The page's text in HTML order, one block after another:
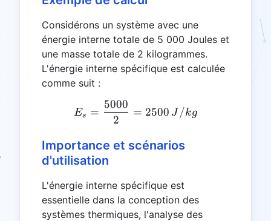
Considérons un système avec une
énergie interne totale de 5 000 Joules et
une masse totale de 2 kilogrammes.
L'énergie interne spécifique est calculée
comme suit :
E_s = \frac{5000}{2} =
Es =
2
5000
= 2500 J /kg
Importance et scénarios
d'utilisation
L'énergie interne spécifique est
essentielle dans la conception des
systèmes thermiques, l'analyse des